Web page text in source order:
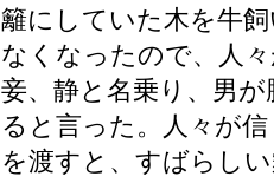
籬にしていた木を牛
なくなったので、人
妾、静と名乗り、男
ると言った。人々が
を渡すと、すばらし